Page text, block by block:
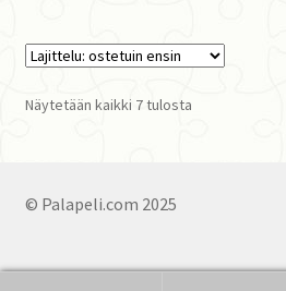
Näytetään kaikki 7 tulostaSuosituimmat
© Palapeli.com 2025